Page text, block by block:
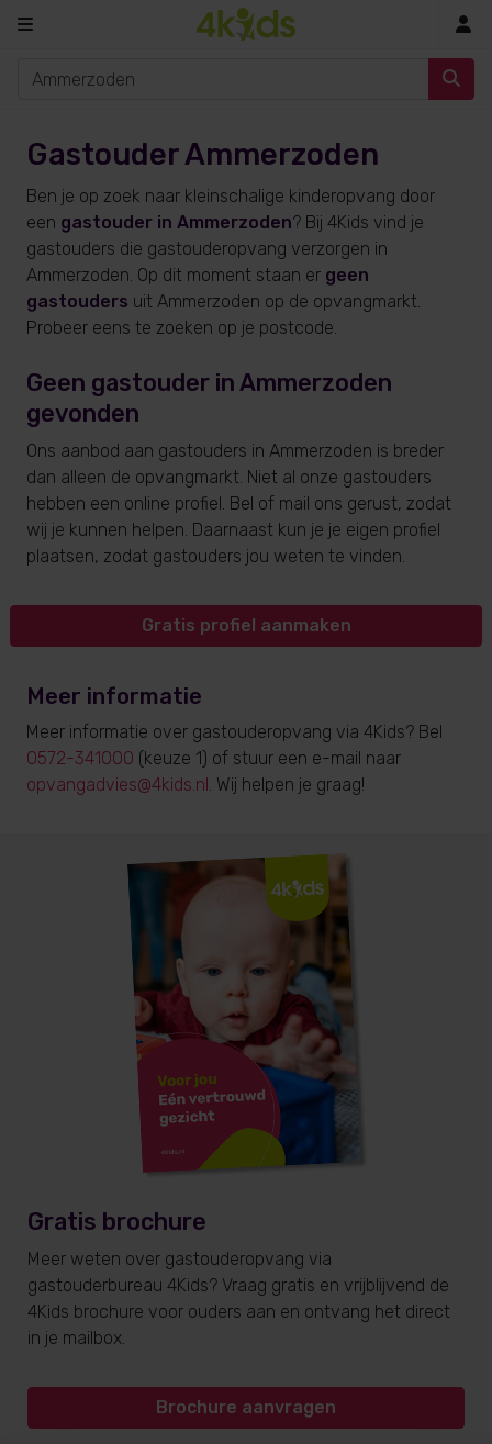
Gastouder Ammerzoden
Ben je op zoek naar kleinschalige kinderopvang door
een gastouder in Ammerzoden? Bij 4Kids vind je
gastouders die gastouderopvang verzorgen in
Ammerzoden. Op dit moment staan er geen
gastouders uit Ammerzoden op de opvangmarkt.
Probeer eens te zoeken op je postcode.
Geen gastouder in Ammerzoden
gevonden
Ons aanbod aan gastouders in Ammerzoden is breder
dan alleen de opvangmarkt. Niet al onze gastouders
hebben een online profiel. Bel of mail ons gerust, zodat
wij je kunnen helpen. Daarnaast kun je je eigen profiel
plaatsen, zodat gastouders jou weten te vinden.
Gratis profiel aanmaken
Meer informatie
Meer informatie over gastouderopvang via 4Kids? Bel
0572-341000 (keuze 1) of stuur een e-mail naar
opvangadvies@4kids.nl. Wij helpen je graag!
Gratis brochure
Meer weten over gastouderopvang via
gastouderbureau 4Kids? Vraag gratis en vrijblijvend de
4Kids brochure voor ouders aan en ontvang het direct
in je mailbox.
Brochure aanvragen